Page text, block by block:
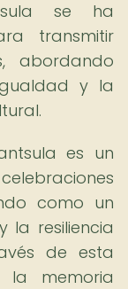
se ha
transmitir
abordando
y la
es un
como un
la resiliencia
de esta
memoria